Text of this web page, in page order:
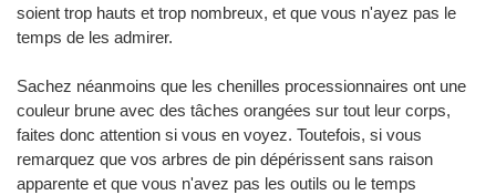
soient trop hauts et trop nombreux, et que vous n'ayez pas le
temps de les admirer.
Sachez néanmoins que les chenilles processionnaires ont une
couleur brune avec des tâches orangées sur tout leur corps,
faites donc attention si vous en voyez. Toutefois, si vous
remarquez que vos arbres de pin dépérissent sans raison
apparente et que vous n'avez pas les outils ou le temps